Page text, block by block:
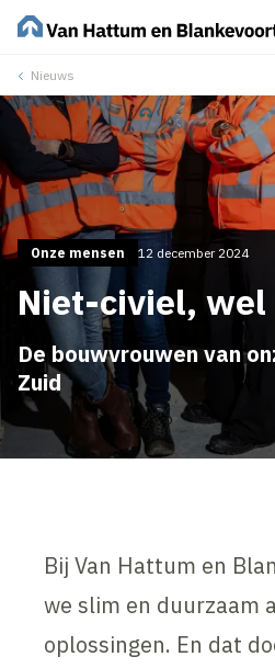
Nieuws
Onze mensen 12 december 2024
Niet-civiel, wel
De bouwvrouwen van
Zuid
Bij Van Hattum en
we slim en duurzaam
oplossingen. En dat